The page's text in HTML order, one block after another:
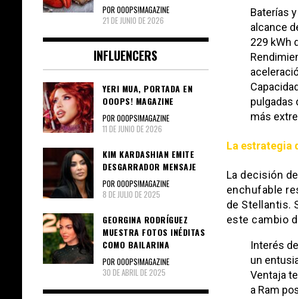
Baterías
alcance
229 kWh
pulgadas
más
La estrategia
La decisión
enchufable
de Stellantis.
este cambio
Interés
un
Ventaja
a Ram
POR OOOPS!MAGAZINE
21 DE JUNIO DE 2026
INFLUENCERS
YERI MUA, PORTADA EN
OOOPS! MAGAZINE
POR OOOPS!MAGAZINE
11 DE JUNIO DE 2026
KIM KARDASHIAN EMITE
DESGARRADOR MENSAJE
POR OOOPS!MAGAZINE
8 DE JULIO DE 2025
GEORGINA RODRÍGUEZ
MUESTRA FOTOS INÉDITAS
COMO BAILARINA
POR OOOPS!MAGAZINE
30 DE ABRIL DE 2025